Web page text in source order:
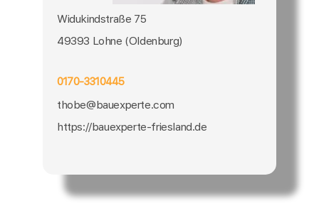
Widukindstraße 75
49393 Lohne (Oldenburg)
0170-3310445
thobe@bauexperte.com
https://bauexperte-friesland.de